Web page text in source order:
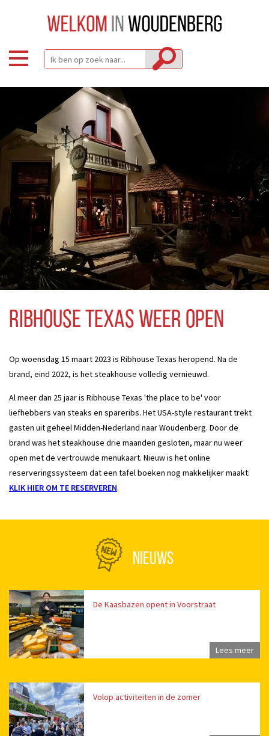
Ribhouse Texas weer open
Op woensdag 15 maart 2023 is Ribhouse Texas heropend. Na de
brand, eind 2022, is het steakhouse volledig vernieuwd.
Al meer dan 25 jaar is Ribhouse Texas 'the place to be' voor
liefhebbers van steaks en spareribs. Het USA-style restaurant trekt
gasten uit geheel Midden-Nederland naar Woudenberg. Door de
brand was het steakhouse drie maanden gesloten, maar nu weer
open met de vertrouwde menukaart. Nieuw is het online
reserveringssysteem dat een tafel boeken nog makkelijker maakt:
KLIK HIER OM TE RESERVEREN.
NIEUWS
De Kaasbazen opent in Voorstraat
Lees meer
Volop activiteiten in de zomer